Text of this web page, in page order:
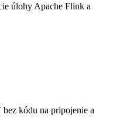
úlohy Apache Flink a
kódu na pripojenie a